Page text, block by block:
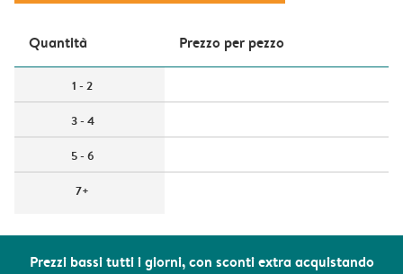
Prezzi bassi tutti i giorni, con sconti extra acquistando
Quantità Prezzo per pezzo
1 - 2
3 - 4
5 - 6
7+